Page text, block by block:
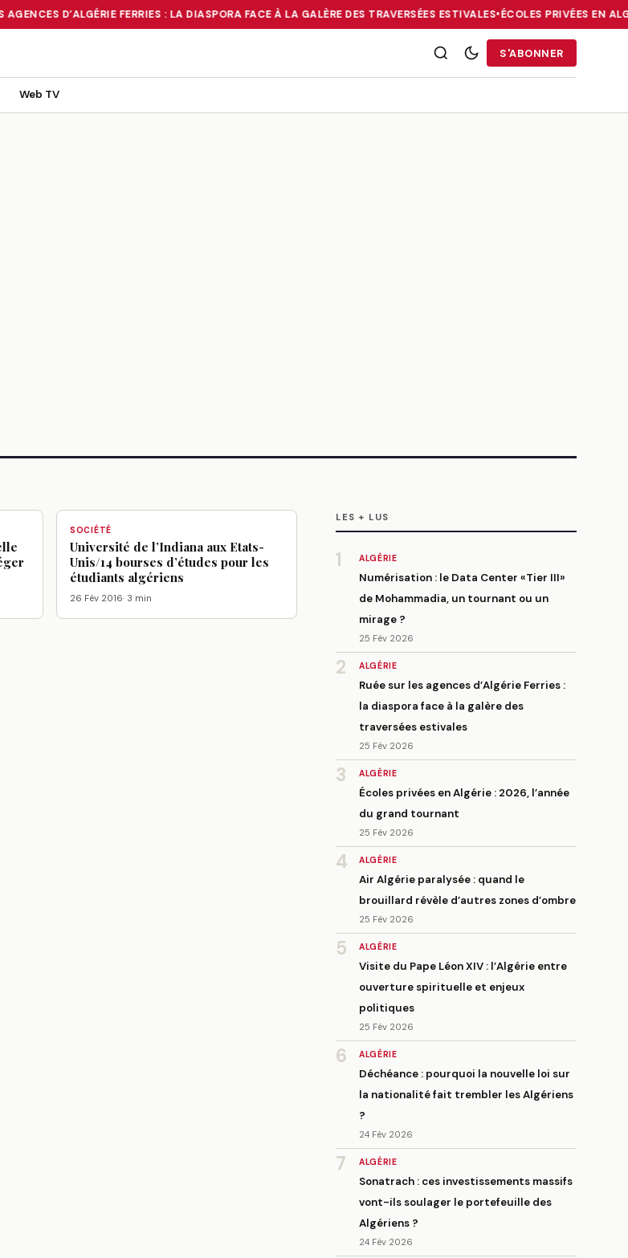
D’ALGÉRIE FERRIES : LA DIASPORA FACE À LA GALÈRE DES TRAVERSÉES ESTIVALES•ÉCOLES PRIVÉES EN
MIRAGE ?•RUÉE SUR LES AGENCES D’ALGÉRIE FERRIES : LA DIASPORA FACE À LA GALÈRE DES TRAVERSÉES
S'ABONNER
Web TV
SOCIÉTÉ
Université de l’Indiana aux Etats-
Unis/14 bourses d’études pour les
étudiants algériens
26 Fév 2016· 3 min
LES + LUS
1 ALGÉRIE
Numérisation : le Data Center «Tier III»
de Mohammadia, un tournant ou un
mirage ?
25 Fév 2026
2 ALGÉRIE
Ruée sur les agences d’Algérie Ferries :
la diaspora face à la galère des
traversées estivales
25 Fév 2026
3 ALGÉRIE
Écoles privées en Algérie : 2026, l’année
du grand tournant
25 Fév 2026
4 ALGÉRIE
Air Algérie paralysée : quand le
brouillard révèle d’autres zones d’ombre
25 Fév 2026
5 ALGÉRIE
Visite du Pape Léon XIV : l’Algérie entre
ouverture spirituelle et enjeux
politiques
25 Fév 2026
6 ALGÉRIE
Déchéance : pourquoi la nouvelle loi sur
la nationalité fait trembler les Algériens
?
24 Fév 2026
7 ALGÉRIE
Sonatrach : ces investissements massifs
vont-ils soulager le portefeuille des
Algériens ?
24 Fév 2026